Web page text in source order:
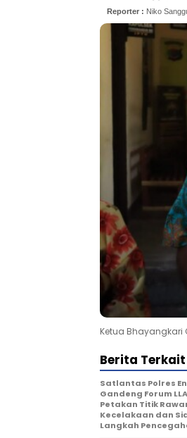
Reporter : Niko
Ketua Bhayangkari
Berita Terkait
Satlantas Polres
Gandeng Forum
Petakan Titik
Kecelakaan dan
Langkah